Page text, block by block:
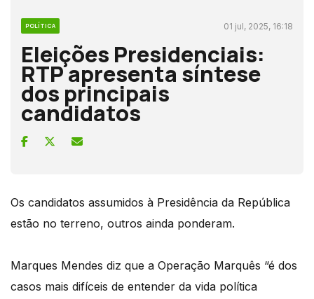
POLÍTICA 01 jul, 2025, 16:18
Eleições Presidenciais:
RTP apresenta síntese
dos principais
candidatos
Os candidatos assumidos à Presidência da República
estão no terreno, outros ainda ponderam.
Marques Mendes diz que a Operação Marquês “é dos
casos mais difíceis de entender da vida política